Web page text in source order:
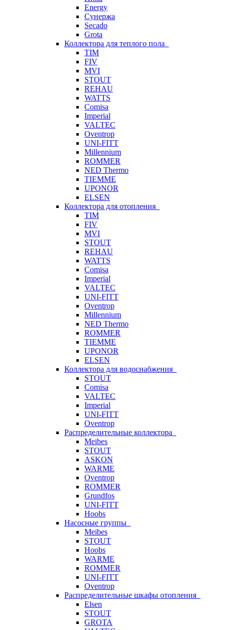
Energy
Сунержа
Secado
Grota
Коллектора для теплого пола
TIM
FIV
MVI
STOUT
REHAU
WATTS
Comisa
Imperial
VALTEC
Oventrop
UNI-FITT
Millennium
ROMMER
NED Thermo
TIEMME
UPONOR
ELSEN
Коллектора для отопления
TIM
FIV
MVI
STOUT
REHAU
WATTS
Comisa
Imperial
VALTEC
UNI-FITT
Oventrop
Millennium
NED Thermo
ROMMER
TIEMME
UPONOR
ELSEN
Коллектора для водоснабжения
STOUT
Comisa
VALTEC
Imperial
UNI-FITT
Oventrop
Распределительные коллектора
Meibes
STOUT
ASKON
WARME
Oventrop
ROMMER
Grundfos
UNI-FITT
Hoobs
Насосные группы
Meibes
STOUT
Hoobs
WARME
ROMMER
UNI-FITT
Oventrop
Распределительные шкафы отопления
Elsen
STOUT
GROTA